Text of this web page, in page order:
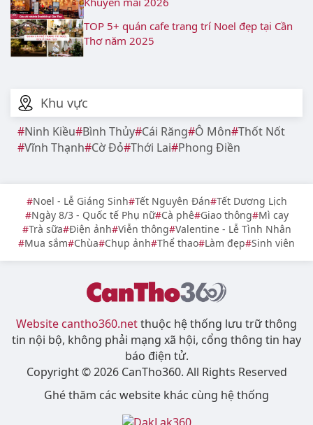
Khu vực
Ninh Kiều Bình Thủy Cái Răng Ô Môn Thốt Nốt
Vĩnh Thạnh Cờ Đỏ Thới Lai Phong Điền
TOP 5+ quán cafe trang trí Noel đẹp tại Cần
Thơ năm 2025
Noel - Lễ Giáng Sinh Tết Nguyên Đán Tết Dương Lịch
Ngày 8/3 - Quốc tế Phụ nữ Cà phê Giao thông Mì cay
Trà sữa Điện ảnh Viễn thông Valentine - Lễ Tình Nhân
Mua sắm Chùa Chụp ảnh Thể thao Làm đẹp Sinh viên
Website cantho360.netthuộc hệ thống lưu trữ thông
tin nội bộ, không phải mạng xã hội, cổng thông tin hay
báo điện tử.
Copyright © 2026 CanTho360. All Rights Reserved
Ghé thăm các website khác cùng hệ thống